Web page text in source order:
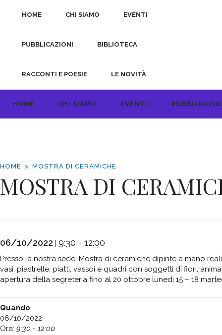
HOME CHI SIAMO EVENTI
HOME CHI SIAMO EVENTI
PUBBLICAZIONI BIBLIOTECA
RACCONTI E POESIE LE NOVITÀ
HOME MOSTRA DI CERAMICHE
MOSTRA DI
06/10/2022 | 9:30 - 12:00
Presso la nostra sede. Mostra di ceramiche dipinte a mano
vasi, piastrelle, piatti, vassoi e quadri con soggetti di fiori,
apertura della segreteria fino al 20 ottobre lunedì 15 – 18
Quando
06/10/2022
Ora: 9:30 - 12:00